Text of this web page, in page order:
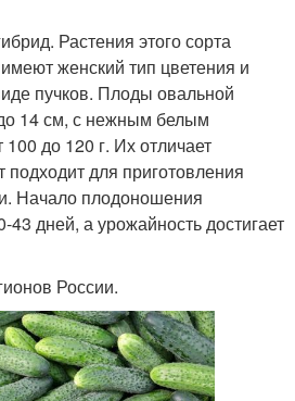
Растения этого сорта
женский тип цветения и
пучков. Плоды овальной
14 см, с нежным белым
до 120 г. Их отличает
для приготовления
Начало плодоношения
43 дней, а урожайность достигает
России.